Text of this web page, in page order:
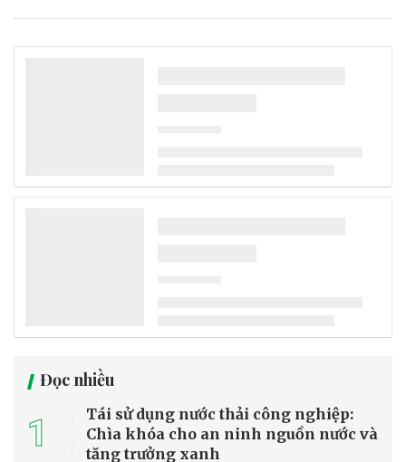
Đọc nhiều
1
Tái sử dụng nước thải công nghiệp:
Chìa khóa cho an ninh nguồn nước và
tăng trưởng xanh